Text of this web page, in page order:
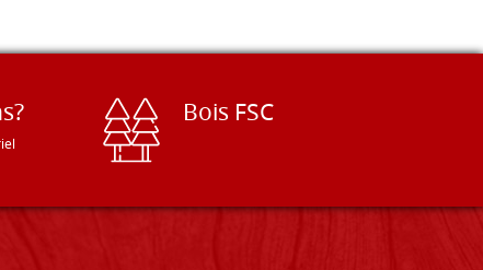
Bois FSC